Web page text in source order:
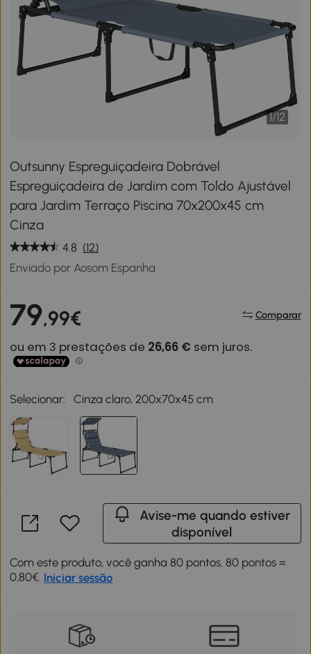
1/12
Outsunny Espreguiçadeira Dobrável
Espreguiçadeira de Jardim com Toldo Ajustável
para Jardim Terraço Piscina 70x200x45 cm
Cinza
4.8 (12)
Enviado por Aosom Espanha
79,99€ Comparar
Selecionar: Cinza claro, 200x70x45 cm
Avise-me quando estiver
disponível
Com este produto, você ganha 80 pontos. 80 pontos =
0,80€. Iniciar sessão